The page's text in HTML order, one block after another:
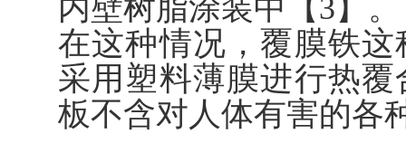
内壁树脂涂装中【3】。
在这种情况，覆膜铁
采用塑料薄膜进行热
板不含对人体有害的各